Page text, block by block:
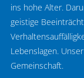
ins hohe Alter.
geistige
Lebenslagen.
Gemeinschaft.